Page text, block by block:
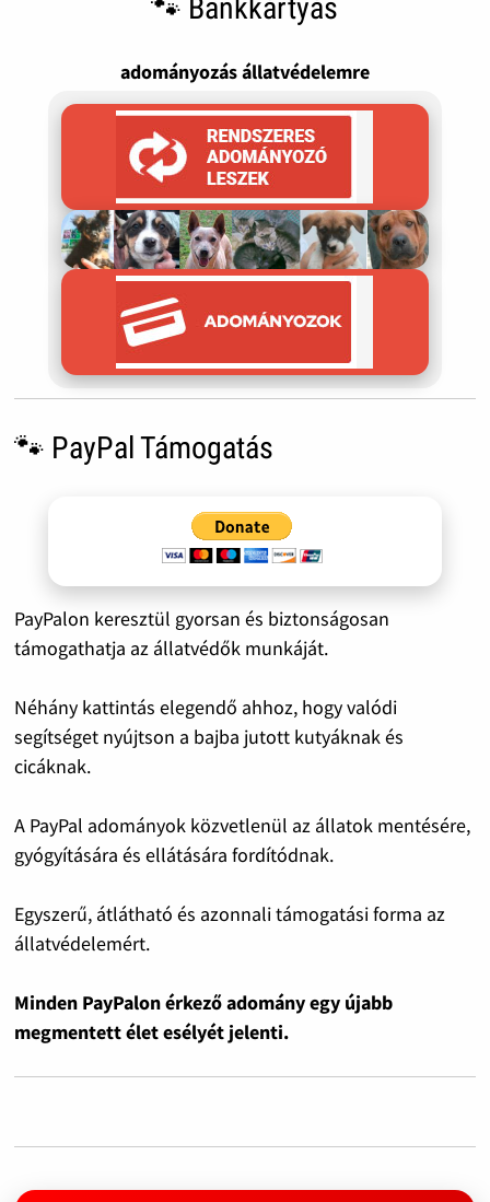
🐾 Bankkártyás
adományozás állatvédelemre
🐾 PayPal Támogatás
PayPalon keresztül gyorsan és biztonságosan
támogathatja az állatvédők munkáját.
Néhány kattintás elegendő ahhoz, hogy valódi
segítséget nyújtson a bajba jutott kutyáknak és
cicáknak.
A PayPal adományok közvetlenül az állatok mentésére,
gyógyítására és ellátására fordítódnak.
Egyszerű, átlátható és azonnali támogatási forma az
állatvédelemért.
Minden PayPalon érkező adomány egy újabb
megmentett élet esélyét jelenti.